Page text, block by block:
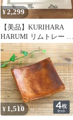
¥2,299
【美品】KURIHARA
HARUMI リムトレー 柄
長角皿
¥1,510